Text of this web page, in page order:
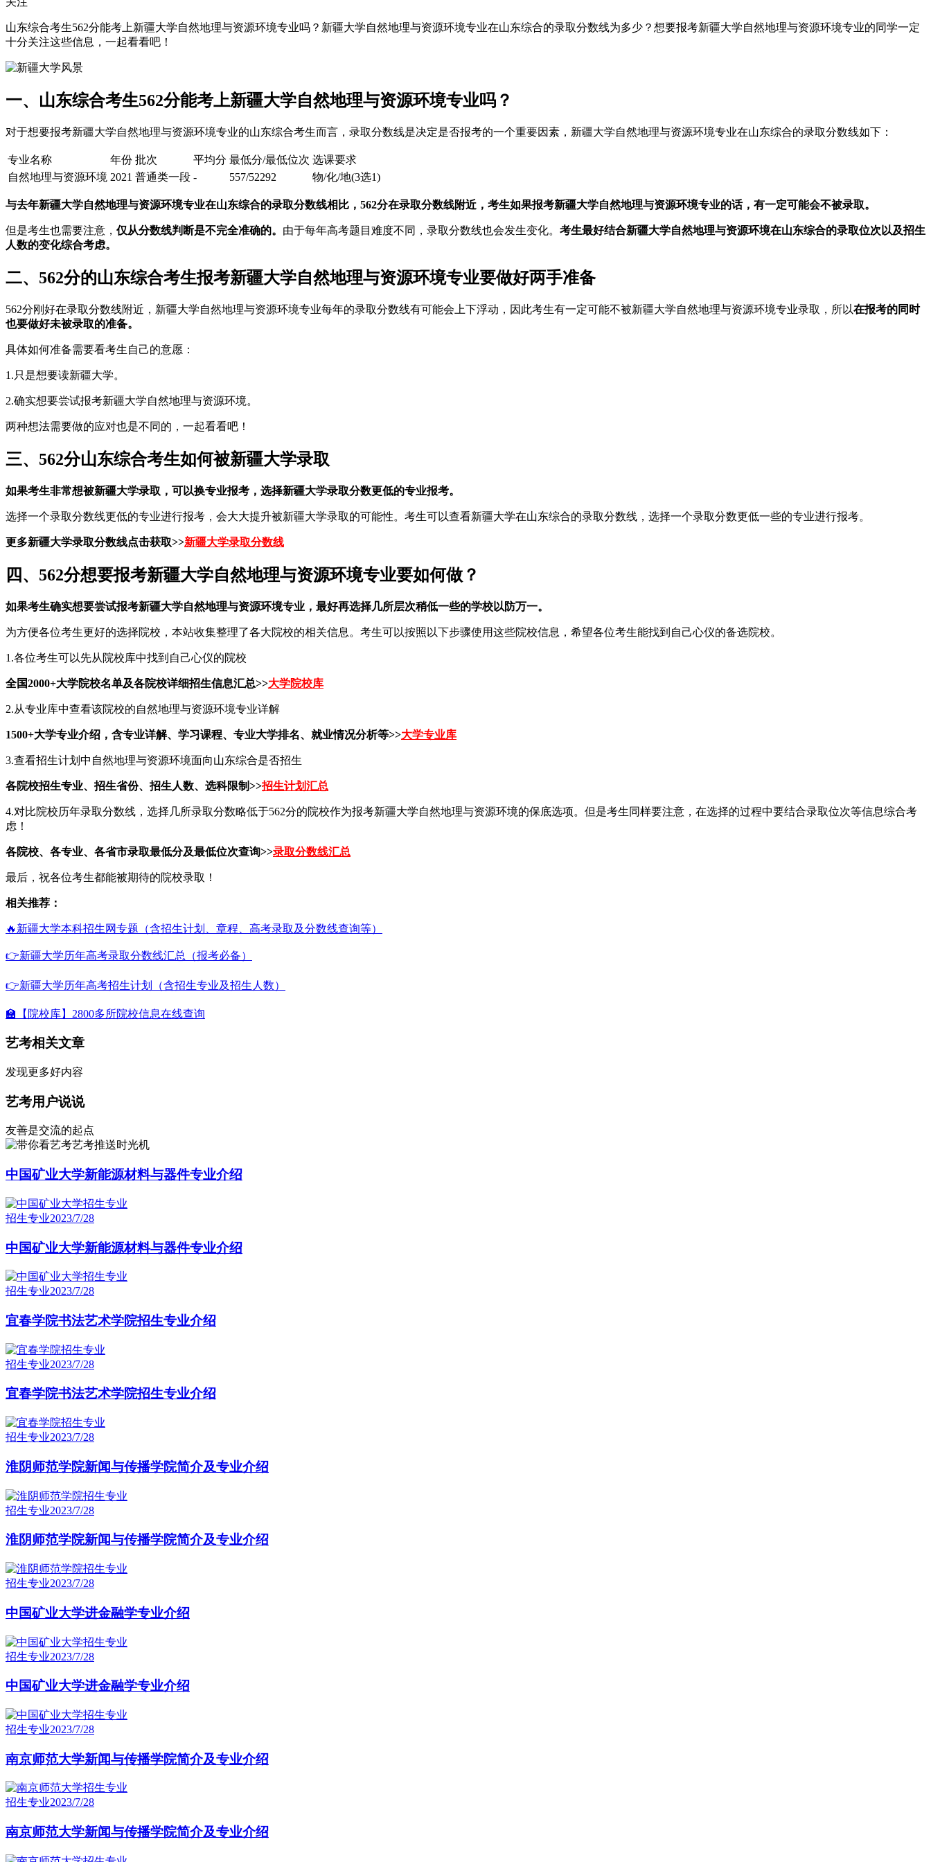
山东综合考生562分能考上新疆大学自然地理与资源环境专业吗？新疆大学自然地理与资源环境专业在山东综合的录取分数线为多少？想要报考新疆大学自然地理与资源环境专业的同学一定
十分关注这些信息，一起看看吧！
一、山东综合考生562分能考上新疆大学自然地理与资源环境专业吗？
对于想要报考新疆大学自然地理与资源环境专业的山东综合考生而言，录取分数线是决定是否报考的一个重要因素，新疆大学自然地理与资源环境专业在山东综合的录取分数线如下：
专业名称 年份 批次 平均分 最低分/最低位次 选课要求
自然地理与资源环境 2021 普通类一段 - 557/52292 物/化/地(3选1)
与去年新疆大学自然地理与资源环境专业在山东综合的录取分数线相比，562分在录取分数线附近，考生如果报考新疆大学自然地理与资源环境专业的话，有一定可能会不被录取。
但是考生也需要注意， 仅从分数线判断是不完全准确的。 由于每年高考题目难度不同，录取分数线也会发生变化。 考生最好结合新疆大学自然地理与资源环境在山东综合的录取位次以及招生
人数的变化综合考虑。
二、562分的山东综合考生报考新疆大学自然地理与资源环境专业要做好两手准备
562分刚好在录取分数线附近，新疆大学自然地理与资源环境专业每年的录取分数线有可能会上下浮动，因此考生有一定可能不被新疆大学自然地理与资源环境专业录取，所以在报考的同时
也要做好未被录取的准备。
具体如何准备需要看考生自己的意愿：
1.只是想要读新疆大学。
2.确实想要尝试报考新疆大学自然地理与资源环境。
两种想法需要做的应对也是不同的，一起看看吧！
三、562分山东综合考生如何被新疆大学录取
如果考生非常想被新疆大学录取，可以换专业报考，选择新疆大学录取分数更低的专业报考。
选择一个录取分数线更低的专业进行报考，会大大提升被新疆大学录取的可能性。考生可以查看新疆大学在山东综合的录取分数线，选择一个录取分数更低一些的专业进行报考。
更多新疆大学录取分数线点击获取>>新疆大学录取分数线
四、562分想要报考新疆大学自然地理与资源环境专业要如何做？
如果考生确实想要尝试报考新疆大学自然地理与资源环境专业，最好再选择几所层次稍低一些的学校以防万一。
为方便各位考生更好的选择院校，本站收集整理了各大院校的相关信息。考生可以按照以下步骤使用这些院校信息，希望各位考生能找到自己心仪的备选院校。
1.各位考生可以先从院校库中找到自己心仪的院校
全国2000+大学院校名单及各院校详细招生信息汇总>>大学院校库
2.从专业库中查看该院校的自然地理与资源环境专业详解
1500+大学专业介绍，含专业详解、学习课程、专业大学排名、就业情况分析等>>大学专业库
3.查看招生计划中自然地理与资源环境面向山东综合是否招生
各院校招生专业、招生省份、招生人数、选科限制>>招生计划汇总
4.对比院校历年录取分数线，选择几所录取分数略低于562分的院校作为报考新疆大学自然地理与资源环境的保底选项。但是考生同样要注意，在选择的过程中要结合录取位次等信息综合考
虑！
各院校、各专业、各省市录取最低分及最低位次查询>>录取分数线汇总
最后，祝各位考生都能被期待的院校录取！
相关推荐：
🔥新疆大学本科招生网专题（含招生计划、章程、高考录取及分数线查询等）
👉新疆大学历年高考录取分数线汇总（报考必备）
👉新疆大学历年高考招生计划（含招生专业及招生人数）
🏫【院校库】2800多所院校信息在线查询
艺考相关文章
发现更多好内容
艺考用户说说
友善是交流的起点
艺考推送时光机
中国矿业大学新能源材料与器件专业介绍
招生专业2023/7/28
中国矿业大学新能源材料与器件专业介绍
招生专业2023/7/28
宜春学院书法艺术学院招生专业介绍
招生专业2023/7/28
宜春学院书法艺术学院招生专业介绍
招生专业2023/7/28
淮阴师范学院新闻与传播学院简介及专业介绍
招生专业2023/7/28
淮阴师范学院新闻与传播学院简介及专业介绍
招生专业2023/7/28
中国矿业大学进金融学专业介绍
招生专业2023/7/28
中国矿业大学进金融学专业介绍
招生专业2023/7/28
南京师范大学新闻与传播学院简介及专业介绍
招生专业2023/7/28
南京师范大学新闻与传播学院简介及专业介绍